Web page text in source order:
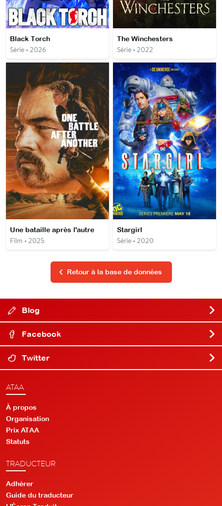
Black Torch
Série • 2026
The Winchesters
Série • 2022
Une bataille après l'autre
Film • 2025
Stargirl
Série • 2020
Retour à la base de données
Blog
Facebook
Twitter
ATAA
À propos
Organisation
Prix ATAA
Statuts
TRADUCTEUR
Adhérer
Guide du traducteur